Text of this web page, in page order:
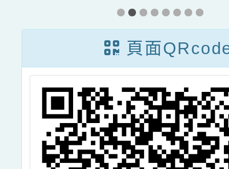
導護工作保障事
頁面